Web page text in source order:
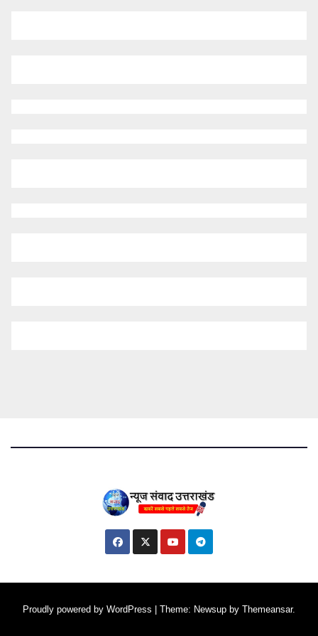
Proudly powered by WordPress | Theme: Newsup by Themeansar.